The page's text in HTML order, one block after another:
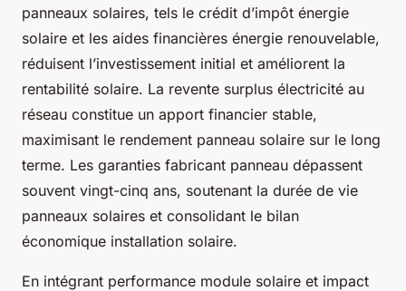
panneaux solaires, tels le crédit d’impôt énergie
solaire et les aides financières énergie renouvelable,
réduisent l’investissement initial et améliorent la
rentabilité solaire. La revente surplus électricité au
réseau constitue un apport financier stable,
maximisant le rendement panneau solaire sur le long
terme. Les garanties fabricant panneau dépassent
souvent vingt-cinq ans, soutenant la durée de vie
panneaux solaires et consolidant le bilan
économique installation solaire.
En intégrant performance module solaire et impact